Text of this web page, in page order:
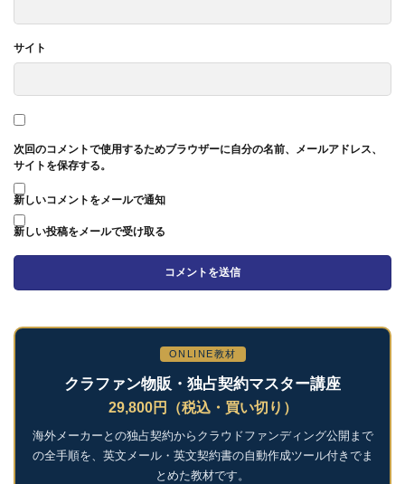
サイト
次回のコメントで使用するためブラウザーに自分の名前、メールアドレス、
サイトを保存する。
新しいコメントをメールで通知
新しい投稿をメールで受け取る
ONLINE教材
クラファン物販・独占契約マスター講座
29,800円（税込・買い切り）
海外メーカーとの独占契約からクラウドファンディング公開まで
の全手順を、英文メール・英文契約書の自動作成ツール付きでま
とめた教材です。